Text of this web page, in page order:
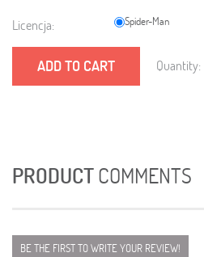
Licencja: Spider-Man
ADD TO CART Quantity:
PRODUCTCOMMENTS
BE THE FIRST TO WRITE YOUR REVIEW!